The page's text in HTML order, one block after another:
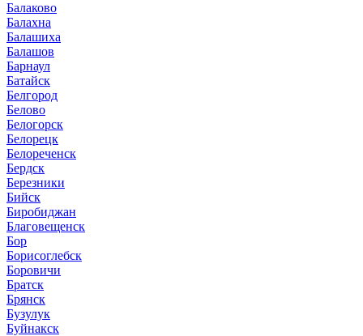
Балаково
Балахна
Балашиха
Балашов
Барнаул
Батайск
Белгород
Белово
Белогорск
Белорецк
Белореченск
Бердск
Березники
Бийск
Биробиджан
Благовещенск
Бор
Борисоглебск
Боровичи
Братск
Брянск
Бузулук
Буйнакск